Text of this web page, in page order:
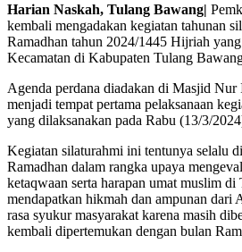
Harian Naskah, Tulang Bawang|
kembali mengadakan kegiatan tahunan
Ramadhan tahun 2024/1445 Hijriah
Kecamatan di Kabupaten Tulang
Agenda perdana diadakan di Masjid
menjadi tempat pertama pelaksanaan
yang dilaksanakan pada Rabu (13/3/
Kegiatan silaturahmi ini tentunya selalu
Ramadhan dalam rangka upaya
ketaqwaan serta harapan umat muslim
mendapatkan hikmah dan ampunan dari
rasa syukur masyarakat karena masih
kembali dipertemukan dengan bulan